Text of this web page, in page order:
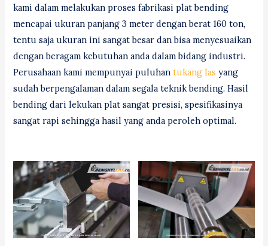
kami dalam melakukan proses fabrikasi plat bending
mencapai ukuran panjang 3 meter dengan berat 160 ton,
tentu saja ukuran ini sangat besar dan bisa menyesuaikan
dengan beragam kebutuhan anda dalam bidang industri.
Perusahaan kami mempunyai puluhantukang las yang
sudah berpengalaman dalam segala teknik bending. Hasil
bending dari lekukan plat sangat presisi, spesifikasinya
sangat rapi sehingga hasil yang anda peroleh optimal.